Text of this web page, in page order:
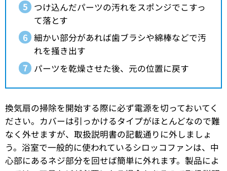
つけ込んだパーツの汚れをスポンジでこすっ
て落とす
細かい部分があれば歯ブラシや綿棒などで汚
れを掻き出す
パーツを乾燥させた後、元の位置に戻す
換気扇の掃除を開始する際に必ず電源を切っておいてく
ださい。カバーは引っかけるタイプがほとんどなので難
なく外せますが、取扱説明書の記載通りに外しましょ
う。浴室で一般的に使われているシロッコファンは、中
心部にあるネジ部分を回せば簡単に外れます。製品によ